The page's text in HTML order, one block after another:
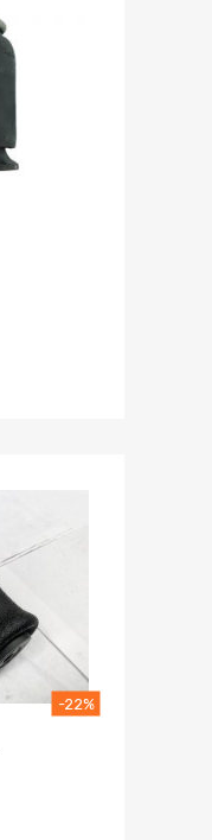
-22%